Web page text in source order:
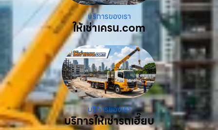
บริการของเรา
ให้เช่าเครน.com
บริการของเรา
บริการให้เช่ารถเฮี๊ยบ